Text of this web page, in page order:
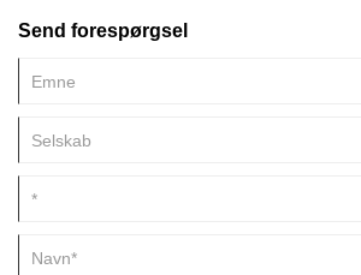
signalforvrængning og energitab mellem systemer.
Send forespørgsel